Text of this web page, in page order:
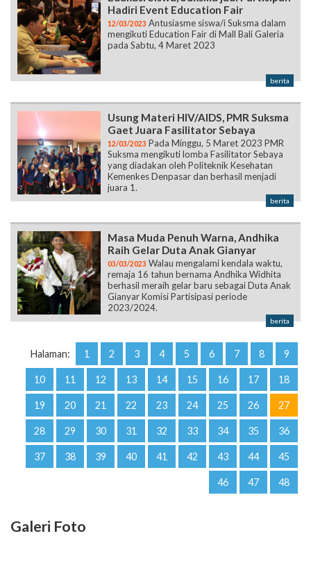
Hadiri Event Education Fair
12/03/2023 Antusiasme siswa/i Suksma dalam
mengikuti Education Fair di Mall Bali Galeria
pada Sabtu, 4 Maret 2023
berita
Usung Materi HIV/AIDS, PMR Suksma
Gaet Juara Fasilitator Sebaya
12/03/2023 Pada Minggu, 5 Maret 2023 PMR
Suksma mengikuti lomba Fasilitator Sebaya
yang diadakan oleh Politeknik Kesehatan
Kemenkes Denpasar dan berhasil menjadi
juara 1.
berita
Masa Muda Penuh Warna, Andhika
Raih Gelar Duta Anak Gianyar
03/03/2023 Walau mengalami kendala waktu,
remaja 16 tahun bernama Andhika Widhita
berhasil meraih gelar baru sebagai Duta Anak
Gianyar Komisi Partisipasi periode
2023/2024.
berita
Halaman: 1 2 3 4 5 6 7 8 9
10 11 12 13 14 15 16 17 18
19 20 21 22 23 24 25 26 27
28 29 30 31 32 33 34 35 36
37 38 39 40 41 42 43 44 45
46 47 48
Galeri Foto